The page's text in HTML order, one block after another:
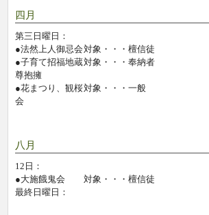
四月
第三日曜日：
●法然上人御忌会対象・・・檀信徒
●子育て招福地蔵
尊抱擁
対象・・・奉納者
●花まつり、観桜
会
対象・・・一般
八月
12日：
●大施餓鬼会
対象・・・檀信徒
最終日曜日：